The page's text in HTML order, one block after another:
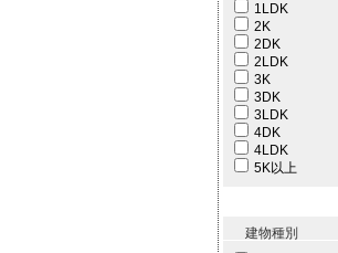
1LDK
2K
2DK
2LDK
3K
3DK
3LDK
4DK
4LDK
5K以上
建物種別